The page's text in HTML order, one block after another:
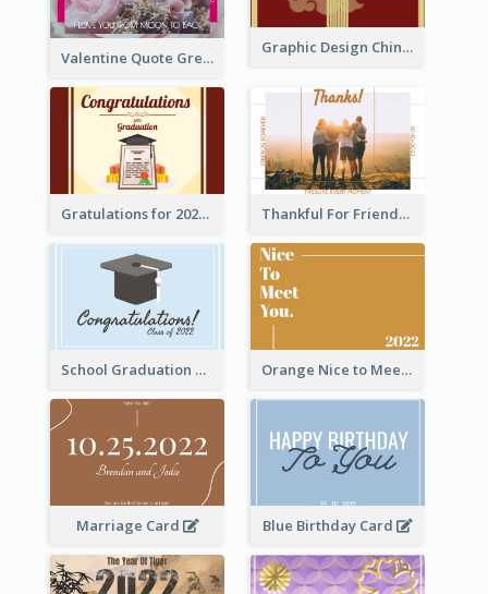
Graphic Design Chinese New Year Greeting Card With Decorations
Valentine Quote Greeting Card
Gratulations for 2020 Graduation Greeting Card Thankful For Friendship Greeting Card
School Graduation Celebration Card Orange Nice to Meet You Greeting Card
Marriage Card Blue Birthday Card